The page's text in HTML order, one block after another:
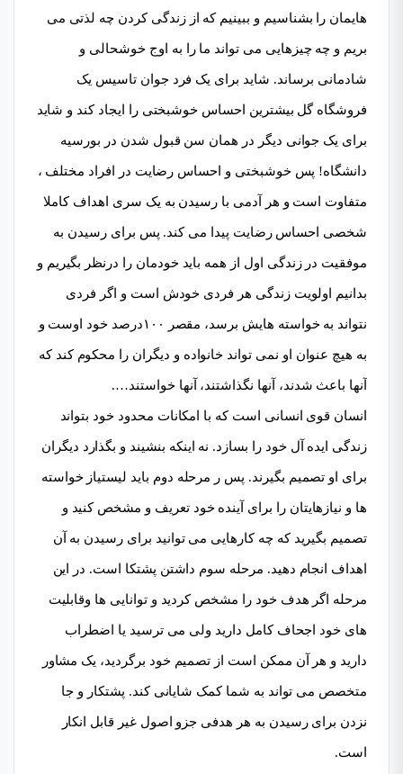
هایمان را بشناسیم و ببینیم که از زندگی کردن چه لذتی می
بریم و چه چیزهایی می تواند ما را به اوج خوشحالی و
شادمانی برساند. شاید برای یک فرد جوان تاسیس یک
فروشگاه گل بیشترین احساس خوشبختی را ایجاد کند و شاید
برای یک جوانی دیگر در همان سن قبول شدن در بورسیه
دانشگاه! پس خوشبختی و احساس رضایت در افراد مختلف ،
متفاوت است و هر آدمی با رسیدن به یک سری اهداف کاملا
شخصی احساس رضایت پیدا می کند. پس برای رسیدن به
موفقیت در زندگی اول از همه باید خودمان را درنظر بگیریم و
بدانیم اولویت زندگی هر فردی خودش است و اگر فردی
نتواند به خواسته هایش برسد، مقصر ۱۰۰درصد خود اوست و
به هیچ عنوان او نمی تواند خانواده و دیگران را محکوم کند که
آنها باعث شدند، آنها نگذاشتند، آنها خواستند….
انسان قوی انسانی است که با امکانات محدود خود بتواند
زندگی ایده آل خود را بسازد. نه اینکه بنشیند و بگذارد دیگران
برای او تصمیم بگیرند. پس ر مرحله دوم باید لیستیاز خواسته
ها و نیازهایتان را برای آینده خود تعریف و مشخص کنید و
تصمیم بگیرید که چه کارهایی می توانید برای رسیدن به آن
اهداف انجام دهید. مرحله سوم داشتن پشتکا است. در این
مرحله اگر هدف خود را مشخص کردید و توانایی ها وقابلیت
های خود اجحاف کامل دارید ولی می ترسید یا اضطراب
دارید و هر آن ممکن است از تصمیم خود برگردید، یک مشاور
متخصص می تواند به شما کمک شایانی کند. پشتکار و جا
نزدن برای رسیدن به هر هدفی جزو اصول غیر قابل انکار
است.